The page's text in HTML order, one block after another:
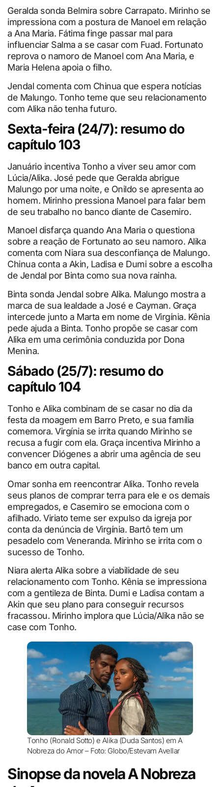
Geralda sonda Belmira sobre Carrapato. Mirinho se
impressiona com a postura de Manoel em relação
a Ana Maria. Fátima finge passar mal para
influenciar Salma a se casar com Fuad. Fortunato
reprova o namoro de Manoel com Ana Maria, e
Maria Helena apoia o filho.
Jendal comenta com Chinua que espera notícias
de Malungo. Tonho teme que seu relacionamento
com Alika não tenha futuro.
Sexta-feira (24/7): resumo do
capítulo 103
Januário incentiva Tonho a viver seu amor com
Lúcia/Alika. José pede que Geralda abrigue
Malungo por uma noite, e Onildo se apresenta ao
homem. Mirinho pressiona Manoel para falar bem
de seu trabalho no banco diante de Casemiro.
Manoel disfarça quando Ana Maria o questiona
sobre a reação de Fortunato ao seu namoro. Alika
comenta com Niara sua desconfiança de Malungo.
Chinua conta a Akin, Ladisa e Dumi sobre a escolha
de Jendal por Binta como sua nova rainha.
Binta sonda Jendal sobre Alika. Malungo mostra a
marca de sua lealdade a José e Cayman. Graça
intercede junto a Marta em nome de Virgínia. Kênia
pede ajuda a Binta. Tonho propõe se casar com
Alika em uma cerimônia conduzida por Dona
Menina.
Sábado (25/7): resumo do
capítulo 104
Tonho e Alika combinam de se casar no dia da
festa da moagem em Barro Preto, e sua família
comemora. Virgínia se irrita quando Mirinho se
recusa a fugir com ela. Graça incentiva Mirinho a
convencer Diógenes a abrir uma agência de seu
banco em outra capital.
Omar sonha em reencontrar Alika. Tonho revela
seus planos de comprar terra para ele e os demais
empregados, e Casemiro se emociona com o
afilhado. Viriato teme ser expulso da igreja por
conta da denúncia de Virgínia. Bartô tem um
pesadelo com Veneranda. Mirinho se irrita com o
sucesso de Tonho.
Niara alerta Alika sobre a viabilidade de seu
relacionamento com Tonho. Kênia se impressiona
com a gentileza de Binta. Dumi e Ladisa contam a
Akin que seu plano para conseguir recursos
fracassou. Mirinho implora que Lúcia/Alika não se
case com Tonho.
Tonho (Ronald Sotto) e Alika (Duda Santos) em A
Nobreza do Amor – Foto: Globo/Estevam Avellar
Sinopse da novela A Nobreza